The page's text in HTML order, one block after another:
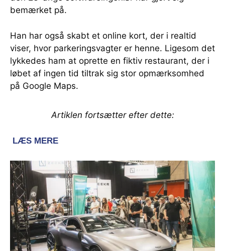
bemærket på.
Han har også skabt et online kort, der i realtid
viser, hvor parkeringsvagter er henne. Ligesom det
lykkedes ham at oprette en fiktiv restaurant, der i
løbet af ingen tid tiltrak sig stor opmærksomhed
på Google Maps.
Artiklen fortsætter efter dette: